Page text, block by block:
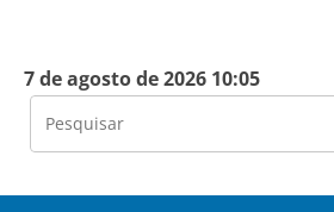
7 de agosto de 2026 10:05